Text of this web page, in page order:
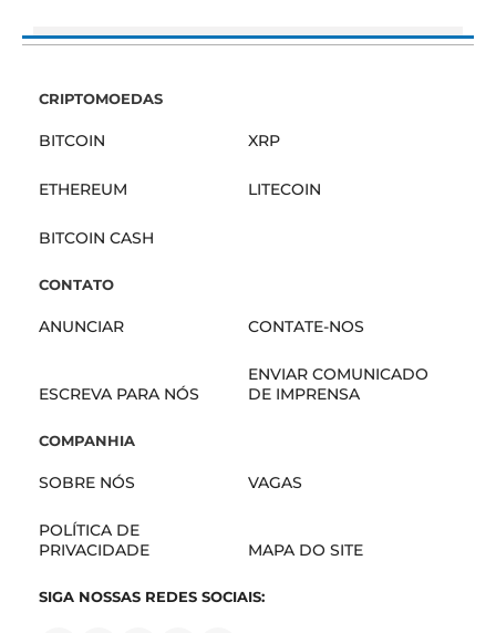
CRIPTOMOEDAS
BITCOIN XRP
ETHEREUM LITECOIN
BITCOIN CASH
CONTATO
ANUNCIAR CONTATE-NOS
ESCREVA PARA NÓS
ENVIAR COMUNICADO
DE IMPRENSA
COMPANHIA
SOBRE NÓS VAGAS
POLÍTICA DE
PRIVACIDADE
MAPA DO SITE
SIGA NOSSAS REDES SOCIAIS: